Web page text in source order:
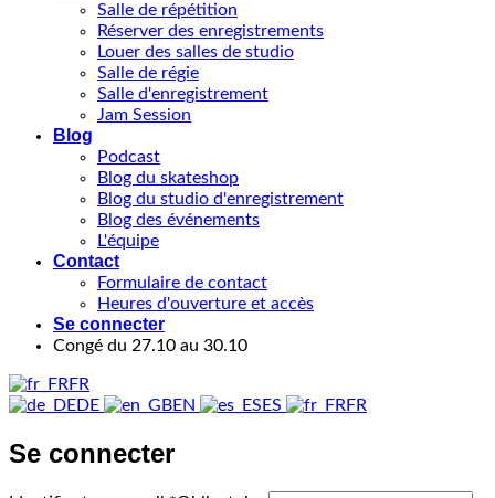
Salle de répétition
Réserver des enregistrements
Louer des salles de studio
Salle de régie
Salle d'enregistrement
Jam Session
Blog
Podcast
Blog du skateshop
Blog du studio d'enregistrement
Blog des événements
L'équipe
Contact
Formulaire de contact
Heures d'ouverture et accès
Se connecter
Congé du 27.10 au 30.10
FR
DE
EN ES FR
Se connecter